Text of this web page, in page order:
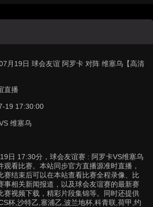
月19日 球会友谊 阿罗卡 对阵 维塞乌【高清
直播
19 17:30:00
维塞乌
日 17:30分，球会友谊赛 : 阿罗卡VS维塞乌
观看比赛。本站同步官方直播源准时直播，
赛结束后可以在本站查看比赛全程录像、比
事相关新闻报道，以及球会友谊赛的最新赛
赛视频下载，精彩片段集锦等。同时还提供
杯,沙特乙,塞浦乙,波兰地杯,科青联,荷甲,约